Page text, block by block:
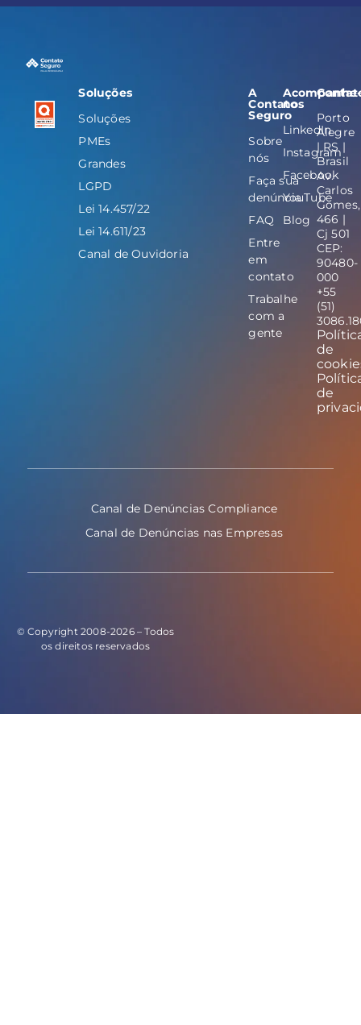
Soluções
Soluções
PMEs
Grandes
LGPD
Lei 14.457/22
Lei 14.611/23
Canal de Ouvidoria
A
Contato
Seguro
Sobre
nós
Faça sua
denúncia
FAQ
Entre
em
contato
Trabalhe
com a
gente
Acompanhe-
nos
LinkedIn
Instagram
Facebook
YouTube
Blog
Porto
Alegre
| RS |
Brasil
Av.
Carlos
Gomes,
466 |
Cj 501
CEP:
90480-
000
+55
(51)
de
de
Canal de Denúncias Compliance
Canal de Denúncias nas Empresas
© Copyright 2008-2026 – Todos
os direitos reservados